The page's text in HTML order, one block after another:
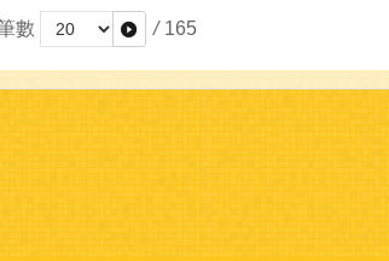
數 / 165